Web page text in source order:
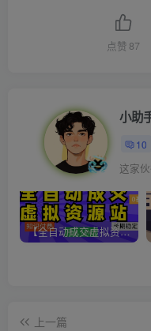
点赞 87
小助
10
这家
【全自动成交虚拟资源站】站长唯一陪跑项目！月入10W+~长期稳定~
上一篇